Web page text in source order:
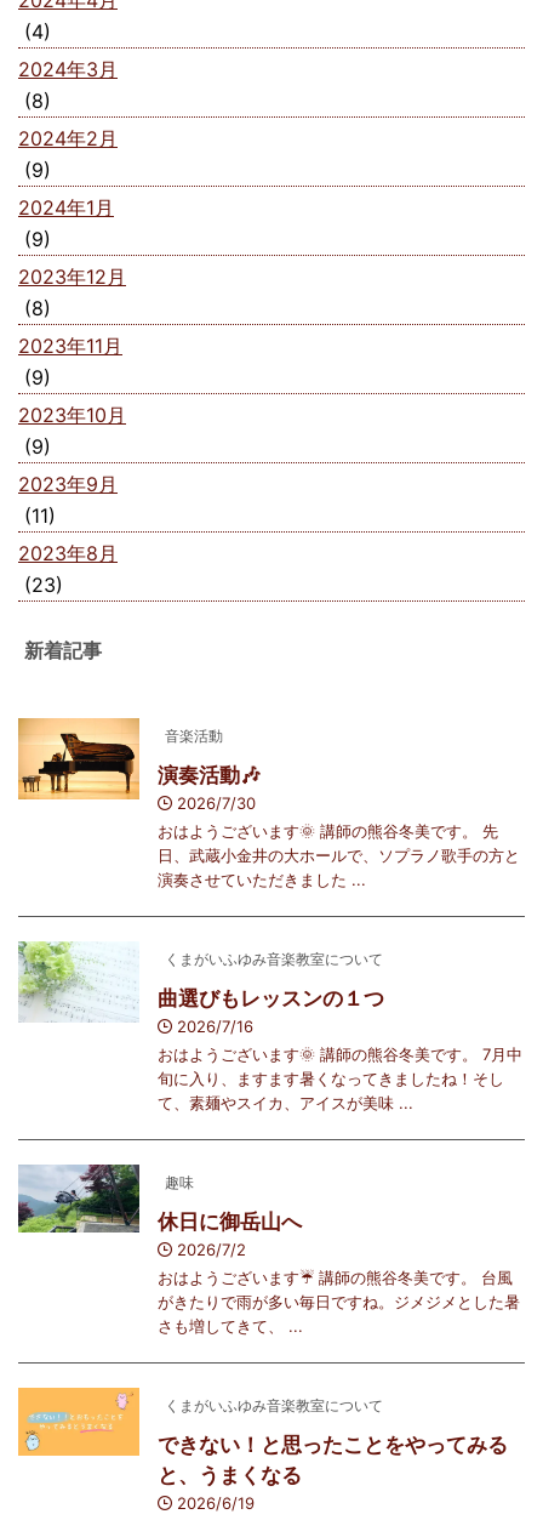
(4)
2024年3月
(8)
2024年2月
(9)
2024年1月
(9)
2023年12月
(8)
2023年11月
(9)
2023年10月
(9)
2023年9月
(11)
2023年8月
(23)
新着記事
音楽活動
演奏活動🎶
2026/7/30
おはようございます🌞 講師の熊谷冬美です。 先
日、武蔵小金井の大ホールで、ソプラノ歌手の方と
演奏させていただきました ...
くまがいふゆみ音楽教室について
曲選びもレッスンの１つ
2026/7/16
おはようございます🌞 講師の熊谷冬美です。 7月中
旬に入り、ますます暑くなってきましたね！そし
て、素麺やスイカ、アイスが美味 ...
趣味
休日に御岳山へ
2026/7/2
おはようございます☔️ 講師の熊谷冬美です。 台風
がきたりで雨が多い毎日ですね。ジメジメとした暑
さも増してきて、 ...
くまがいふゆみ音楽教室について
できない！と思ったことをやってみる
と、うまくなる
2026/6/19